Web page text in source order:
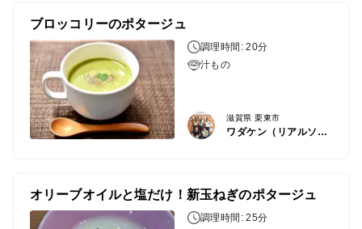
ブロッコリーのポタージュ
調理時間: 20分
汁もの
滋賀県 栗東市
ワダケン（リアルソイルハウス）
オリーブオイルと塩だけ！新玉ねぎのポタージュ
調理時間: 25分